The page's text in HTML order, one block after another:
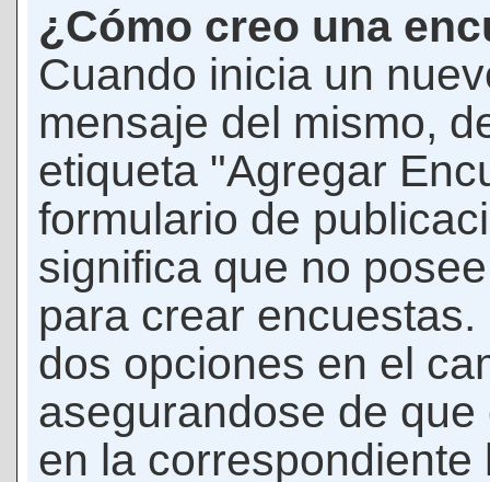
¿Cómo creo una
Cuando inicia un
mensaje del mismo,
etiqueta "Agregar
formulario de
significa que no
para crear
dos opciones en el
asegurandose de
en la